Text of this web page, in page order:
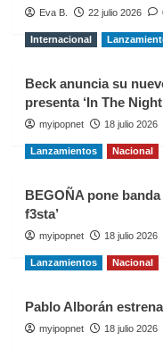
Eva B. 22 julio 2026
Internacional
Beck anuncia su
presenta ‘In The
myipopnet 18 julio 2026
Lanzamientos Nacional
BEGOÑA pone
f3sta’
myipopnet 18 julio 2026
Lanzamientos Nacional
Pablo Alborán
myipopnet 18 julio 2026